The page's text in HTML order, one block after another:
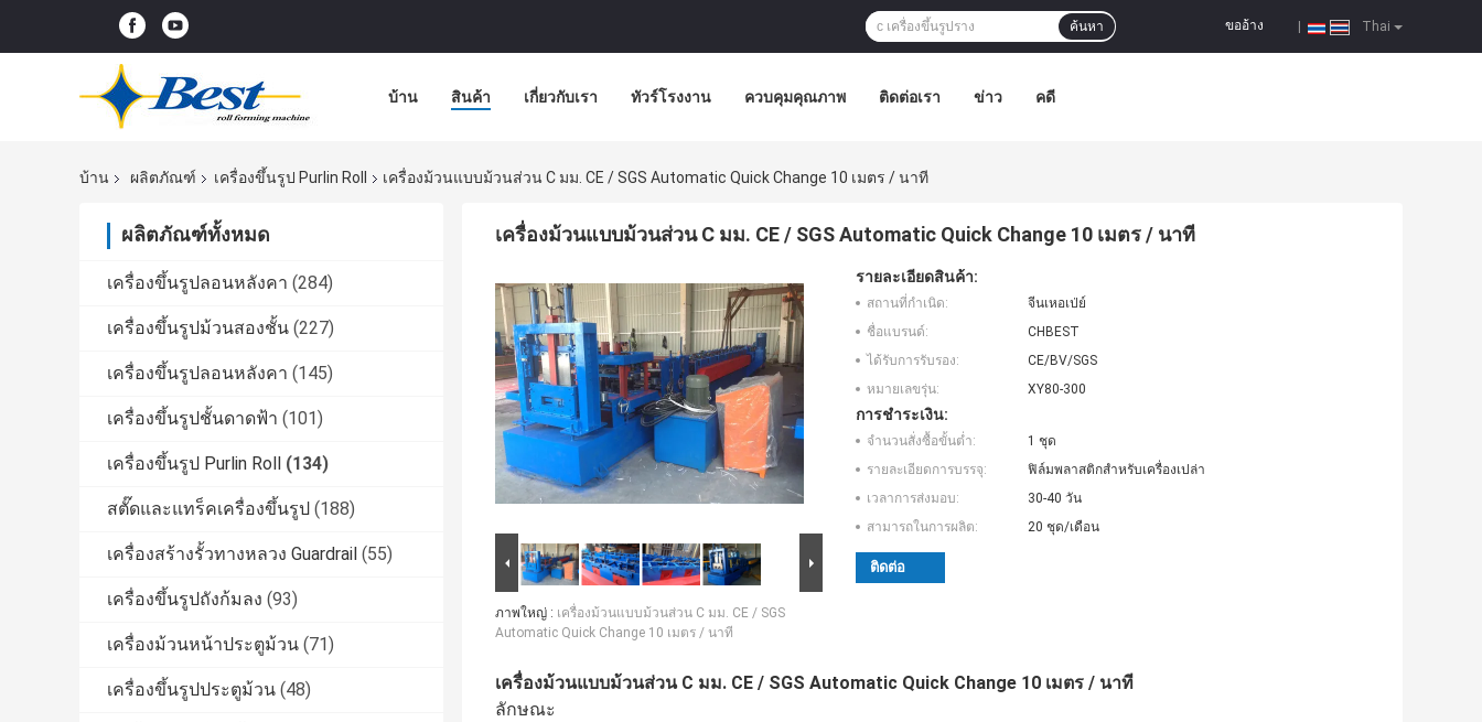
Thai
ขออ้าง
ค้นหา
บ้าน สินค้า เกี่ยวกับเรา ทัวร์โรงงาน ควบคุมคุณภาพ ติดต่อเรา ข่าว คดี
บ้าน ผลิตภัณฑ์ เครื่องขึ้นรูป Purlin Roll เครื่องม้วนแบบม้วนส่วน C มม. CE / SGS Automatic Quick Change 10 เมตร / นาที
ผลิตภัณฑ์ทั้งหมด
เครื่องขึ้นรูปลอนหลังคา (284)
เครื่องขึ้นรูปม้วนสองชั้น (227)
เครื่องขึ้นรูปลอนหลังคา (145)
เครื่องขึ้นรูปชั้นดาดฟ้า (101)
เครื่องขึ้นรูป Purlin Roll (134)
สตั๊ดและแทร็คเครื่องขึ้นรูป (188)
เครื่องสร้างรั้วทางหลวง Guardrail (55)
เครื่องขึ้นรูปถังก้มลง (93)
เครื่องม้วนหน้าประตูม้วน (71)
เครื่องขึ้นรูปประตูม้วน (48)
เครื่องม้วนแบบม้วนส่วน C มม. CE / SGS Automatic Quick Change 10 เมตร / นาที
ภาพใหญ่ : เครื่องม้วนแบบม้วนส่วน C มม. CE / SGS
Automatic Quick Change 10 เมตร / นาที
รายละเอียดสินค้า:
สถานที่กำเนิด:
จีนเหอเป่ย์
ชื่อแบรนด์:
CHBEST
ได้รับการรับรอง:
CE/BV/SGS
หมายเลขรุ่น:
XY80-300
การชำระเงิน:
จำนวนสั่งซื้อขั้นต่ำ:
1 ชุด
รายละเอียดการบรรจุ:
ฟิล์มพลาสติกสำหรับเครื่องเปล่า
เวลาการส่งมอบ:
30-40 วัน
สามารถในการผลิต:
20 ชุด/เดือน
ติดต่อ
เครื่องม้วนแบบม้วนส่วน C มม. CE / SGS Automatic Quick Change 10 เมตร / นาที
ลักษณะ